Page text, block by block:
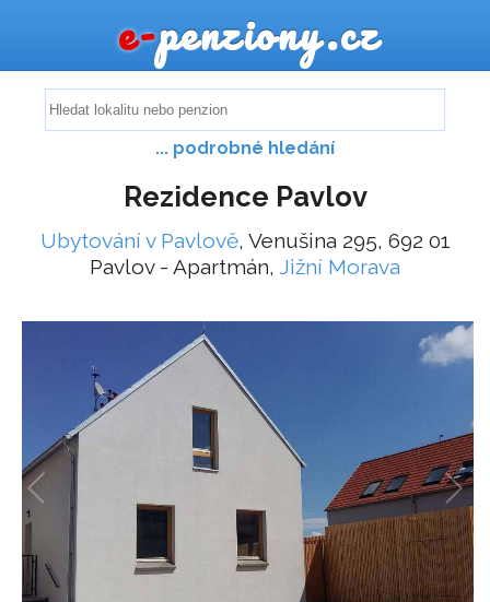
e-penziony.cz
... podrobné hledání
Rezidence Pavlov
Ubytování v Pavlově, Venušina 295, 692 01
Pavlov - Apartmán, Jižní Morava